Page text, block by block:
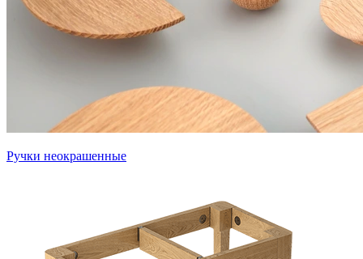
Ручки неокрашенные